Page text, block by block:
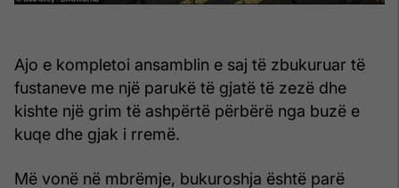
Ajo e kompletoi ansamblin e saj të zbukuruar të
fustaneve me një parukë të gjatë të zezë dhe
kishte një grim të ashpërtë përbërë nga buzë e
kuqe dhe gjak i rremë.
Më vonë në mbrëmje, bukuroshja është parë